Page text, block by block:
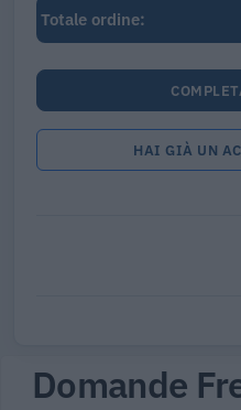
Totale ordine:
HAI GIÀ UN
Domande